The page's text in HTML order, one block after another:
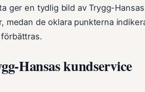
ger en tydlig bild av Trygg-Hansas
medan de oklara punkterna
Hansas kundservice